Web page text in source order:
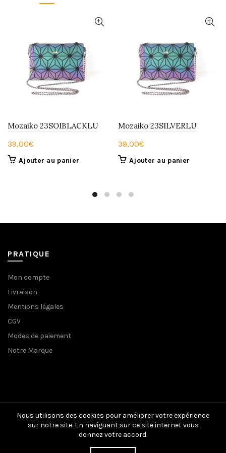
Mozaiko 23SOIBLACKLU
39,00€
Ajouter au panier
Mozaiko 23SILVERLU
39,00€
Ajouter au panier
PRATIQUE
Mon compte
Livraison
Mentions légales
CGV
Modes de paiement
Notre Marque
Nous utilisons des cookies pour améliorer votre expérience
sur notre site. En naviguant sur ce site internet vous
donnez votre accord.